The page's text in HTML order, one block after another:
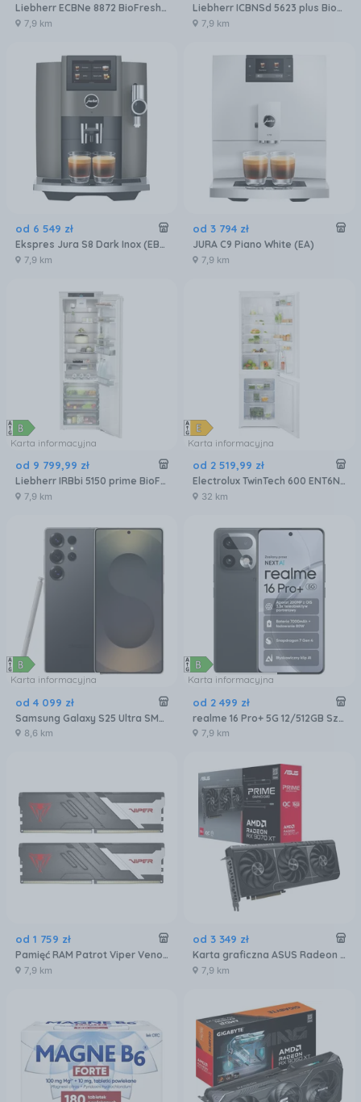
Liebherr ECBNe 8872 BioFresh NoFrost
7,9 km
Liebherr ICBNSd 5623 plus BioFresh NoFrost
7,9 km
od 6 549 zł
Ekspres Jura S8 Dark Inox (EB) 15480
7,9 km
od 3 794 zł
JURA C9 Piano White (EA)
7,9 km
Karta informacyjna
od 9 799,99 zł
Liebherr IRBbi 5150 prime BioFresh
7,9 km
Karta informacyjna
od 2 519,99 zł
Electrolux TwinTech 600 ENT6NE18S
32 km
Karta informacyjna
od 4 099 zł
Samsung Galaxy S25 Ultra SM-S938 12/256GB Tytanowy Czarny
8,6 km
Karta informacyjna
od 2 499 zł
realme 16 Pro+ 5G 12/512GB Szary
7,9 km
od 1 759 zł
Pamięć RAM Patrot Viper Venom DDR5 32GB 6000MTs (PVV532G600C30K)
7,9 km
od 3 349 zł
Karta graficzna ASUS Radeon RX 9070 XT Prime OC 16GB (90YV0L71M0NA00)
7,9 km